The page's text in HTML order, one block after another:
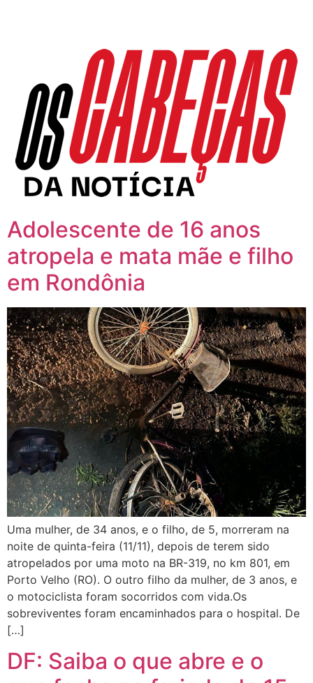
Adolescente de 16 anos
atropela e mata mãe e filho
em Rondônia
Uma mulher, de 34 anos, e o filho, de 5, morreram na
noite de quinta-feira (11/11), depois de terem sido
atropelados por uma moto na BR-319, no km 801, em
Porto Velho (RO). O outro filho da mulher, de 3 anos, e
o motociclista foram socorridos com vida.Os
sobreviventes foram encaminhados para o hospital. De
[…]
DF: Saiba o que abre e o